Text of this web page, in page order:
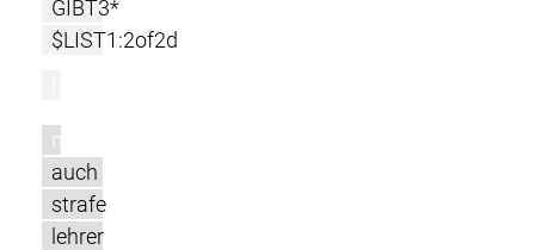
GIBT3*
$LIST1:2of2d
m
auch
strafe
lehrer